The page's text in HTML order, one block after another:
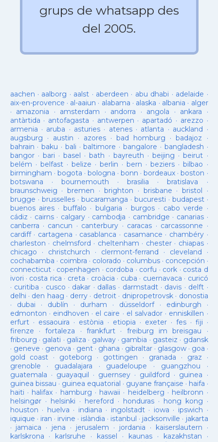
grups de whatsapp des
del 2005.
aachen · aalborg · aalst · aberdeen · abu dhabi · adelaide ·
aix-en-provence · al-aaiun · alabama · alaska · albania · alger
· amazonia · amsterdam · andorra · angola · ankara ·
antàrtida · antofagasta · antwerpen · apartadó · arezzo ·
armenia · aruba · asturies· atenes· atlanta · auckland ·
augsburg · austin · azores·bad homburg ·badajoz ·
bahrain ·baku · bali ·baltimore ·bangalore · bangladesh ·
bangor· bari ·basel ·bath · bayreuth ·beijing ·beirut ·
belém · belfast· belize · berlin ·bern ·beziers ·bilbao ·
birmingham · bogota · bologna ·bonn ·bordeaux ·boston ·
botswana · bournemouth ·brasilia ·bratislava ·
braunschweig · bremen ·brighton · brisbane · bristol ·
brugge · brusselles· bucaramanga · bucuresti · budapest·
buenos aires· buffalo · bulgaria · burgos· cabo verde ·
cádiz · cairns· calgary · cambodja · cambridge · canarias·
canberra · cancun · canterbury · caracas · carcassonne ·
cardiff· cartagena · casablanca · casamance · chambéry·
charleston · chelmsford · cheltenham · chester· chiapas ·
chicago · christchurch · clermont-ferrand · cleveland ·
cochabamba · coimbra · colorado · columbus· concepción ·
connecticut· copenhagen · cordoba · corfu · cork · costa d
ivori · costa rica · creta · croàcia · cuba · cuernavaca · curicó
· curitiba · cusco · dakar · dallas · darmstadt· davis · delft ·
delhi · den haag · derry· detroit· dnipropetrovsk· donostia
· dubai · dublín · durham · düsseldorf· edinburgh ·
edmonton · eindhoven · el caire · el salvador · enniskillen ·
erfurt· essaouira · estònia · etiopia · exeter· fes· fiji ·
firenze ·fortaleza · frankfurt· freiburg im breisgau ·
fribourg · galati · galiza · galway· gambia · gasteiz · gdansk
· geneve · genova · gent· ghana · gibraltar· glasgow· goa ·
gold coast · goteborg · gottingen · granada · graz ·
grenoble · guadalajara · guadeloupe · guangzhou ·
guatemala · guayaquil · guernsey· guildford · guinea ·
guinea bissau · guinea equatorial · guyane française · haifa ·
haiti · halifax · hamburg · hawaii · heidelberg · heilbronn ·
helsingør· helsinki · hereford · honduras· hong kong ·
houston · huelva · indiana · ingolstadt· iowa · ipswich ·
iquique · iran · irvine · islàndia · istanbul · jacksonville · jakarta
· jamaica · jena · jerusalem · jordania · kaiserslautern ·
karlskrona · karlsruhe · kassel · kaunas· kazakhstan ·